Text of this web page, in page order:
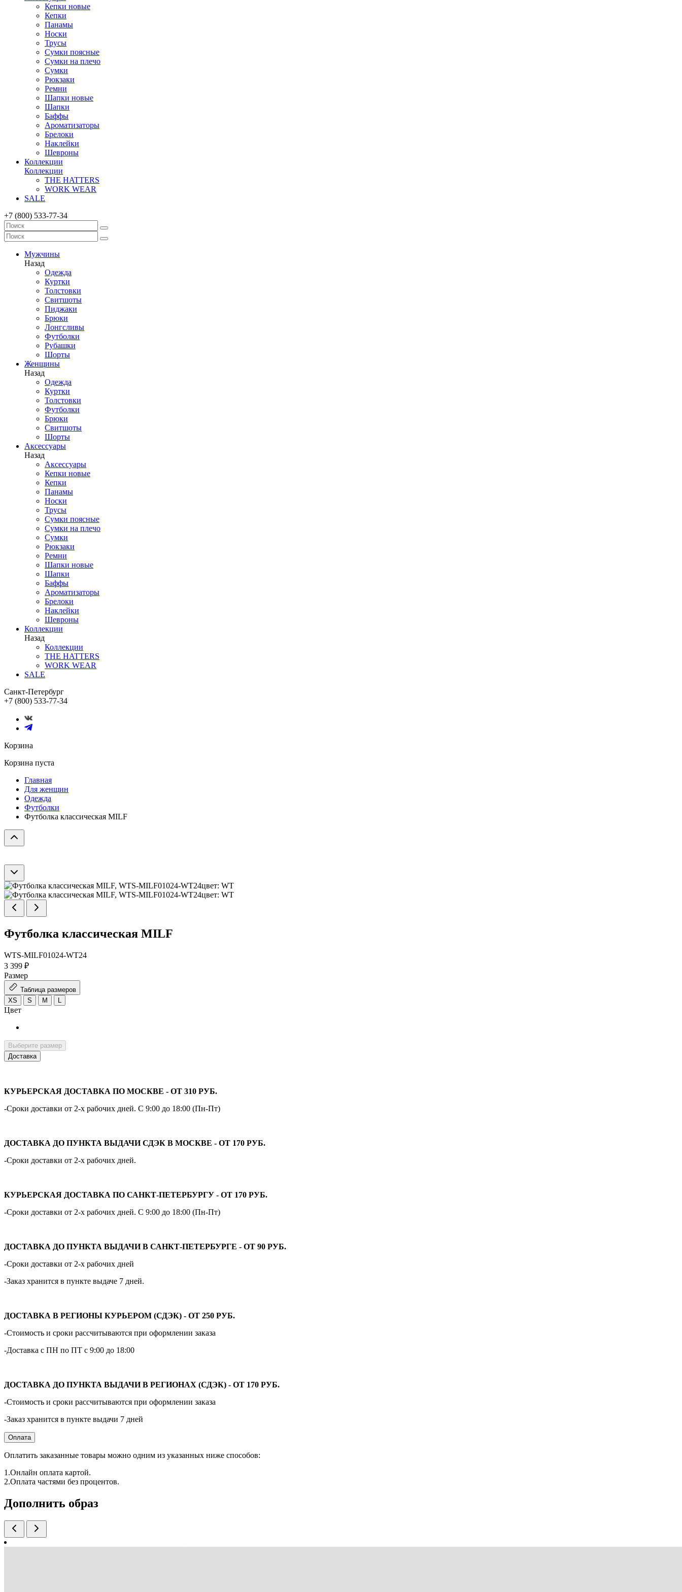
Кепки новые
Кепки
Панамы
Носки
Трусы
Сумки поясные
Сумки на плечо
Сумки
Рюкзаки
Ремни
Шапки новые
Шапки
Баффы
Ароматизаторы
Брелоки
Наклейки
Шевроны
Коллекции
Коллекции
THE HATTERS
WORK WEAR
SALE
+7 (800) 533-77-34
Мужчины
Назад
Одежда
Куртки
Толстовки
Свитшоты
Пиджаки
Брюки
Лонгсливы
Футболки
Рубашки
Шорты
Женщины
Назад
Одежда
Куртки
Толстовки
Футболки
Брюки
Свитшоты
Шорты
Аксессуары
Назад
Аксессуары
Кепки новые
Кепки
Панамы
Носки
Трусы
Сумки поясные
Сумки на плечо
Сумки
Рюкзаки
Ремни
Шапки новые
Шапки
Баффы
Ароматизаторы
Брелоки
Наклейки
Шевроны
Коллекции
Назад
Коллекции
THE HATTERS
WORK WEAR
SALE
Санкт-Петербург
+7 (800) 533-77-34
Корзина
Корзина пуста
Главная
Для женщин
Одежда
Футболки
Футболка классическая MILF
Футболка классическая MILF
WTS-MILF01024-WT24
3 399 ₽
Размер
Таблица размеров
XS
S M
Цвет
Выберите размер
Доставка
КУРЬЕРСКАЯ ДОСТАВКА ПО МОСКВЕ - ОТ 310 РУБ.
-Сроки доставки от 2-х рабочих дней. С 9:00 до 18:00 (Пн-Пт)
ДОСТАВКА ДО ПУНКТА ВЫДАЧИ СДЭК В МОСКВЕ - ОТ 170 РУБ.
-Сроки доставки от 2-х рабочих дней.
КУРЬЕРСКАЯ ДОСТАВКА ПО САНКТ-ПЕТЕРБУРГУ - ОТ 170 РУБ.
-Сроки доставки от 2-х рабочих дней. С 9:00 до 18:00 (Пн-Пт)
ДОСТАВКА ДО ПУНКТА ВЫДАЧИ В САНКТ-ПЕТЕРБУРГЕ - ОТ 90 РУБ.
-Сроки доставки от 2-х рабочих дней
-Заказ хранится в пункте выдаче 7 дней.
ДОСТАВКА В РЕГИОНЫ КУРЬЕРОМ (СДЭК) - ОТ 250 РУБ.
-Стоимость и сроки рассчитываются при оформлении заказа
-Доставка с ПН по ПТ с 9:00 до 18:00
ДОСТАВКА ДО ПУНКТА ВЫДАЧИ В РЕГИОНАХ (СДЭК) - ОТ 170 РУБ.
-Стоимость и сроки рассчитываются при оформлении заказа
-Заказ хранится в пункте выдачи 7 дней
Оплата
Оплатить заказанные товары можно одним из указанных ниже способов:
1.Онлайн оплата картой.
2.Оплата частями без процентов.
Дополнить образ